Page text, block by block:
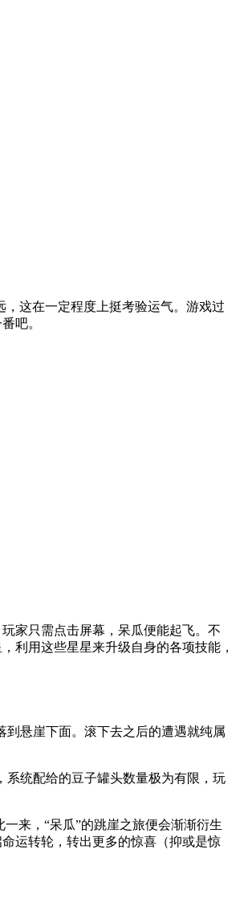
，这在一定程度上挺考验运气。游戏过
吧。
家只需点击屏幕，呆瓜便能起飞。不
利用这些星星来升级自身的各项技能，
到悬崖下面。滚下去之后的遭遇就纯属
系统配给的豆子罐头数量极为有限，玩
来，“呆瓜”的跳崖之旅便会渐渐衍生
运转轮，转出更多的惊喜（抑或是惊